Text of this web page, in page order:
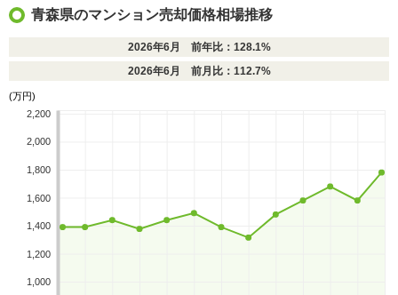
青森県のマンション売却価格相場推移
2026年6月 前年比：128.1%
2026年6月 前月比：112.7%
(万円)
2,200
2,000
1,800
1,600
1,400
1,200
1,000